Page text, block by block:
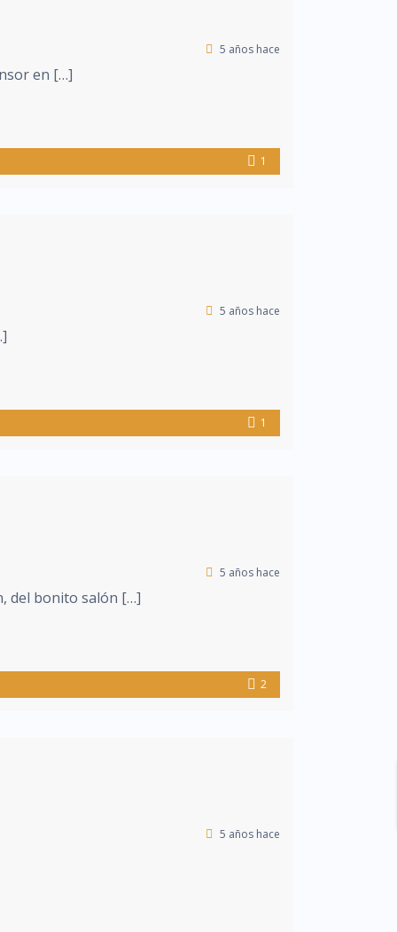
5 años hace
en […]
1
5 años hace
1
5 años hace
del bonito salón […]
2
5 años hace